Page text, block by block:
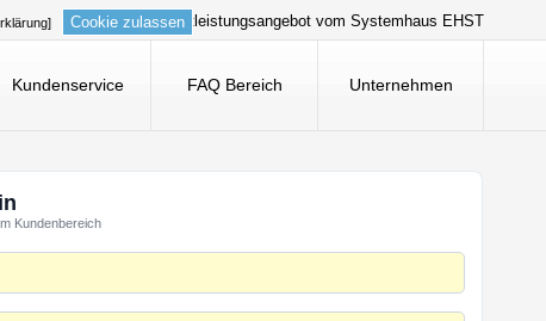
Dienstleistungsangebot vom Systemhaus EHST
Cookie zulassen
Kundenservice FAQ Bereich Unternehmen
Kundenbereich